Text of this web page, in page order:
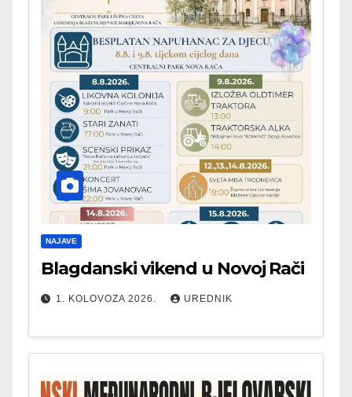
NAJAVE
Blagdanski vikend u Novoj Rači
1. KOLOVOZA 2026. UREDNIK